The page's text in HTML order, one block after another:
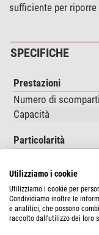
sufficiente per
SPECIFICHE
Prestazioni
Numero di scomparti
Capacità
Particolarità
Larghezza (cm)
Altezza (cm)
Utilizziamo i cookie
Utilizziamo i cookie per
Condividiamo inoltre le
e analitici, che possono
raccolto dall'utilizzo dei loro